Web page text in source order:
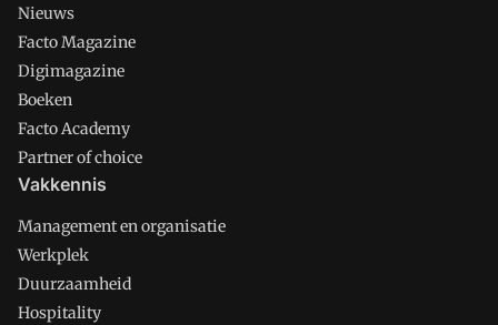
Nieuws
Facto Magazine
Digimagazine
Boeken
Facto Academy
Partner of choice
Vakkennis
Management en organisatie
Werkplek
Duurzaamheid
Hospitality